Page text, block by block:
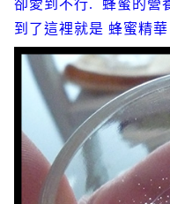
卻愛到不行. 蜂蜜的營
到了這裡就是 蜂蜜精